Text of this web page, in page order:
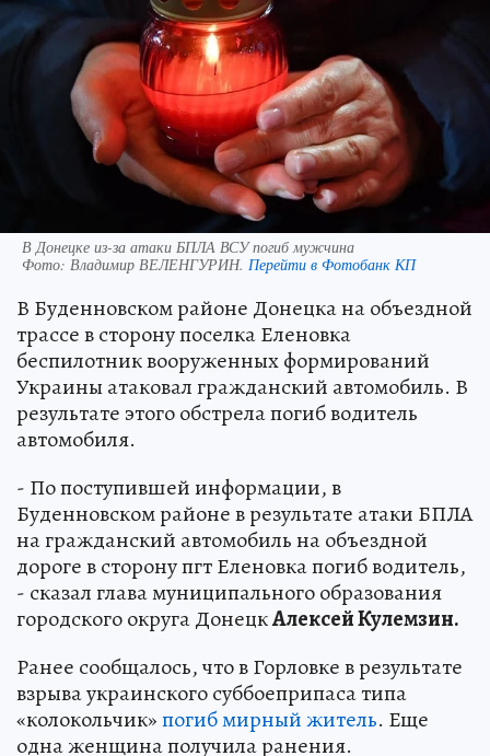
В Донецке из-за атаки БПЛА ВСУ погиб мужчина
Фото: Владимир ВЕЛЕНГУРИН. Перейти в Фотобанк КП
В Буденновском районе Донецка на объездной
трассе в сторону поселка Еленовка
беспилотник вооруженных формирований
Украины атаковал гражданский автомобиль. В
результате этого обстрела погиб водитель
автомобиля.
- По поступившей информации, в
Буденновском районе в результате атаки БПЛА
на гражданский автомобиль на объездной
дороге в сторону пгт Еленовка погиб водитель,
- сказал глава муниципального образования
городского округа ДонецкАлексей Кулемзин.
Ранее сообщалось, что в Горловке в результате
взрыва украинского суббоеприпаса типа
«колокольчик»погиб мирный житель. Еще
одна женщина получила ранения.